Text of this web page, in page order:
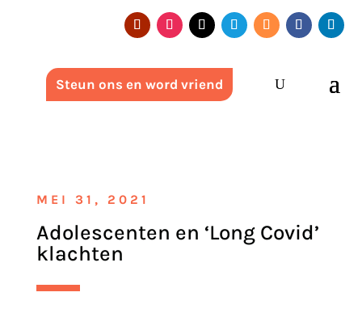
Steun ons en word vriend
MEI 31, 2021
Adolescenten en ‘Long Covid’
klachten